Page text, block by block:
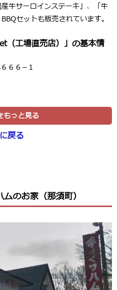
牛サーロインステーキ」、「牛
セットも販売されています。
（工場直売店）」の基本情
６６−１
もっと見る
戻る
のお家（那須町）